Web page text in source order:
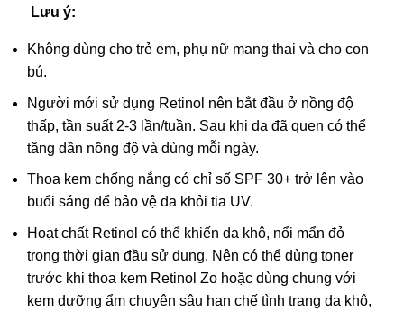
Lưu ý:
Không dùng cho trẻ em, phụ nữ mang thai và cho con
bú.
Người mới sử dụng Retinol nên bắt đầu ở nồng độ
thấp, tần suất 2-3 lần/tuần. Sau khi da đã quen có thể
tăng dần nồng độ và dùng mỗi ngày.
Thoa kem chống nắng có chỉ số SPF 30+ trở lên vào
buổi sáng để bảo vệ da khỏi tia UV.
Hoạt chất Retinol có thể khiến da khô, nổi mẩn đỏ
trong thời gian đầu sử dụng. Nên có thể dùng toner
trước khi thoa kem Retinol Zo hoặc dùng chung với
kem dưỡng ẩm chuyên sâu hạn chế tình trạng da khô,